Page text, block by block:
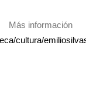
Más información
cultura/